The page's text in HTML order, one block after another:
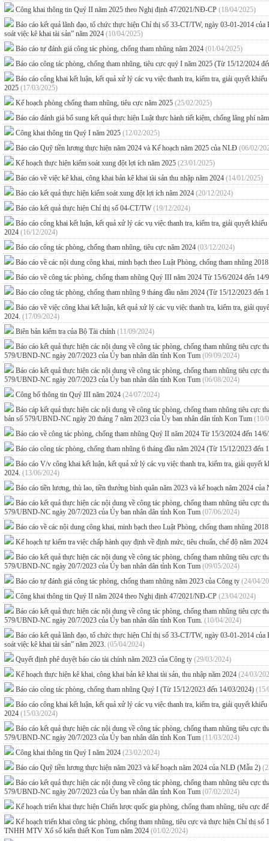
Công khai thông tin Quý II năm 2025 theo Nghị định 47/2021/NĐ-CP (18/04/2025)
Báo cáo kết quả lãnh đạo, tổ chức thực hiện Chỉ thị số 33-CT/TW, ngày 03-01-2014
soát việc kê khai tài sản” năm 2024 (10/04/2025)
Báo cáo tự đánh giá công tác phòng, chống tham nhũng năm 2024 (01/04/2025)
Báo cáo công tác phòng, chống tham nhũng, tiêu cực quý I năm 2025 (Từ 15/12/2024
Báo cáo công khai kết luận, kết quả xử lý các vụ việc thanh tra, kiểm tra, giải quyết
2025 (17/03/2025)
Kế hoạch phòng chống tham nhũng, tiêu cực năm 2025 (25/02/2025)
Báo cáo đánh giá bổ sung kết quả thực hiện Luật thực hành tiết kiệm, chống lãng phí
Công khai thông tin Quý I năm 2025 (12/02/2025)
Báo cáo Quỹ tiền lương thực hiện năm 2024 và Kế hoạch năm 2025 của NLĐ (06/02/
Kế hoạch thực hiện kiểm soát xung đột lợi ích năm 2025 (23/01/2025)
Báo cáo về việc kê khai, công khai bản kê khai tài sản thu nhập năm 2024 (14/01/2025)
Báo cáo kết quả thực hiện kiểm soát xung đột lợi ích năm 2024 (20/12/2024)
Báo cáo kết quả thực hiện Chỉ thị số 04-CT/TW (19/12/2024)
Báo cáo công khai kết luận, kết quả xử lý các vụ việc thanh tra, kiểm tra, giải quyết
2024 (16/12/2024)
Báo cáo công tác phòng, chống tham nhũng, tiêu cực năm 2024 (03/12/2024)
Báo cáo về các nội dung công khai, minh bạch theo Luật Phòng, chống tham nhũng
Báo cáo về công tác phòng, chống tham nhũng Quý III năm 2024 Từ 15/6/2024 đến 14/
Báo cáo công tác phòng, chống tham nhũng 9 tháng đầu năm 2024 (Từ 15/12/2023 đến
Báo cáo về việc công khai kết luận, kết quả xử lý các vụ việc thanh tra, kiểm tra, giải
2024. (17/09/2024)
Biên bản kiểm tra của Bộ Tài chính (11/09/2024)
Báo cáo kết quả thực hiện các nội dung về công tác phòng, chống tham nhũng tiêu
579/UBND-NC ngày 20/7/2023 của Ủy ban nhân dân tỉnh Kon Tum (09/09/2024)
Báo cáo kết quả thực hiện các nội dung về công tác phòng, chống tham nhũng tiêu
579/UBND-NC ngày 20/7/2023 của Ủy ban nhân dân tỉnh Kon Tum (06/08/2024)
Công bố thông tin Quý III năm 2024 (24/07/2024)
Báo cáp kết quả thực hiện các nội dung về công tác phòng, chống tham nhũng tiêu
bản số 579/UBND-NC ngày 20 tháng 7 năm 2023 của Ủy ban nhân dân tỉnh Kon Tum (10/
Báo cáo về công tác phòng, chống tham nhũng Quý II năm 2024 Từ 15/3/2024 đến 14/
Báo cáo công tác phòng, chống tham nhũng 6 tháng đầu năm 2024 (Từ 15/12/2023 đến
Báo cáo V/v công khai kết luận, kết quả xử lý các vụ việc thanh tra, kiểm tra, giải
2024. (13/06/2024)
Báo cáo tiền lương, thù lao, tiền thưởng bình quân năm 2023 và kế hoạch năm 2024
Báo cáo kết quả thực hiện các nội dung về công tác phòng, chống tham nhũng tiêu
579/UBND-NC ngày 20/7/2023 của Ủy ban nhân dân tỉnh Kon Tum (07/06/2024)
Báo cáo về các nội dung công khai, minh bạch theo Luật Phòng, chống tham nhũng
Kế hoạch tự kiểm tra việc chấp hành quy định về định mức, tiêu chuẩn, chế độ năm 2024
Báo cáo kết quả thực hiện các nội dung về công tác phòng, chống tham nhũng tiêu
579/UBND-NC ngày 20/7/2023 của Ủy ban nhân dân tỉnh Kon Tum (09/05/2024)
Báo cáo tự đánh giá công tác phòng, chống tham nhũng năm 2023 của Công ty (24/04/
Công khai thông tin Quý II năm 2024 theo Nghị định 47/2021/NĐ-CP (23/04/2024)
Báo cáo kết quả thực hiện các nội dung về công tác phòng, chống tham nhũng tiêu
579/UBND-NC ngày 20/7/2023 của Ủy ban nhân dân tỉnh Kon Tum. (10/04/2024)
Báo cáo kết quả lãnh đạo, tổ chức thực hiện Chỉ thị số 33-CT/TW, ngày 03-01-2014
soát việc kê khai tài sản” năm 2023. (05/04/2024)
Quyết định phê duyệt báo cáo tài chính năm 2023 của Công ty (29/03/2024)
Kế hoạch thực hiện kê khai, công khai bản kê khai tài sản, thu nhập năm 2024 (24/03/
Báo cáo công tác phòng, chống tham nhũng Quý I (Từ 15/12/2023 đến 14/03/2024) (15/
Báo cáo công khai kết luận, kết quả xử lý các vụ việc thanh tra, kiểm tra, giải quyết
2024 (15/03/2024)
Báo cáo kết quả thực hiện các nội dung về công tác phòng, chống tham nhũng tiêu
579/UBND-NC ngày 20/7/2023 của Ủy ban nhân dân tỉnh Kon Tum (11/03/2024)
Công khai thông tin Quý I năm 2024 (23/02/2024)
Báo cáo Quỹ tiền lương thực hiện năm 2023 và kế hoạch năm 2024 của NLĐ (Mẫu 2)
Báo cáo kết quả thực hiện các nội dung về công tác phòng, chống tham nhũng tiêu
579/UBND-NC ngày 20/7/2023 của Ủy ban nhân dân tỉnh Kon Tum (07/02/2024)
Kế hoạch triển khai thực hiện Chiến lược quốc gia phòng, chống tham nhũng, tiêu cực
Kế hoạch triển khai công tác phòng, chống tham nhũng, tiêu cực và thực hiện Chỉ thị
TNHH MTV Xổ số kiến thiết Kon Tum năm 2024 (01/02/2024)